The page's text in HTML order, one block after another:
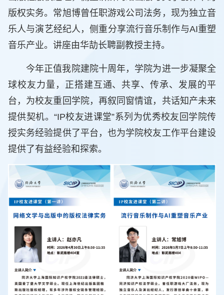
版权实务。常旭博曾任职游戏公司法务，现为独立音
乐人与演艺经纪人，侧重分享流行音乐制作与AI重塑
音乐产业。讲座由华劼长聘副教授主持。
今年正值我院建院十周年，学院为进一步凝聚全
球校友力量，正搭建互通、共享、传承、发展的平
台，为校友重回学院，再叙同窗情谊，共话知产未来
提供契机。“IP校友进课堂”系列为优秀校友回学院传
授实务经验提供了平台，也为学院校友工作平台建设
提供了有益经验和探索。